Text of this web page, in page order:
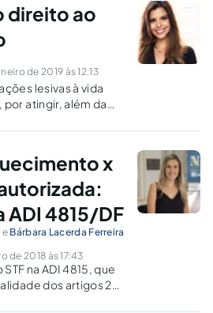
da internet.
direito ao
de 2019 às 12:13
lesivas à vida
atingir, além da
x
ADI 4815/DF
e Bárbara Lacerda Ferreira
de 2018 às 17:43
na ADI 4815, que
dos artigos 20